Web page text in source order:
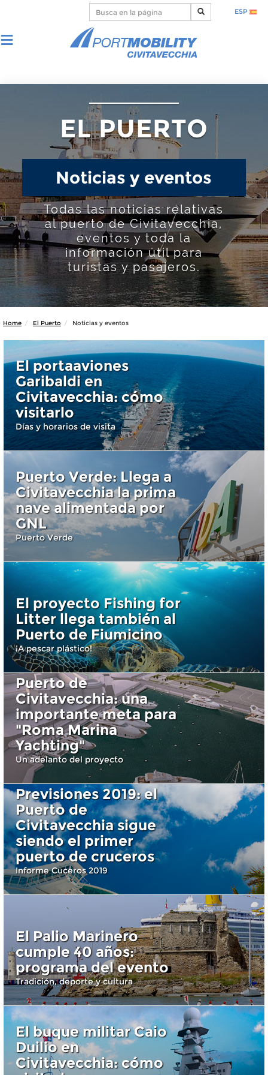
ESP
EL PUERTO
Noticias y eventos
Todas las noticias relativas
al puerto de Civitavecchia,
eventos y toda la
información útil para
turistas y pasajeros.
Home El Puerto Noticias y eventos
El portaaviones
Garibaldi en
Civitavecchia: cómo
visitarlo
Días y horarios de visita
Puerto Verde: Llega a
Civitavecchia la prima
nave alimentada por
GNL
Puerto Verde
El proyecto Fishing for
Litter llega también al
Puerto de Fiumicino
¡A pescar plástico!
Puerto de
Civitavecchia: una
importante meta para
"Roma Marina
Yachting"
Un adelanto del proyecto
Previsiones 2019: el
Puerto de
Civitavecchia sigue
siendo el primer
puerto de cruceros
Informe Cuceros 2019
El Palio Marinero
cumple 40 años:
programa del evento
Tradición, deporte y cultura
El buque militar Caio
Duilio en
Civitavecchia: cómo